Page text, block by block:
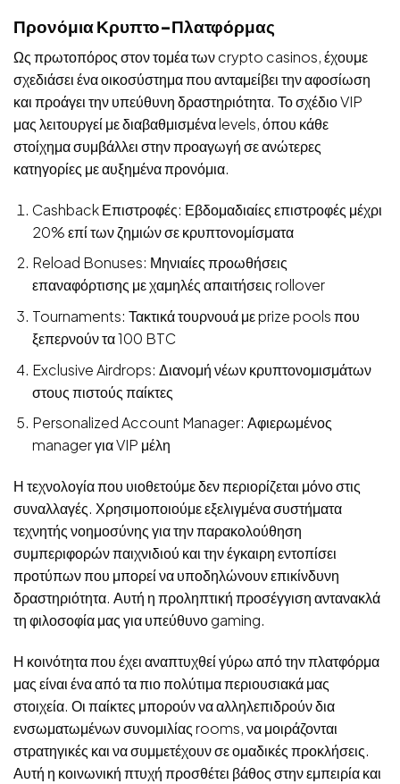
Προνόμια Κρυπτο-Πλατφόρμας
Ως πρωτοπόρος στον τομέα των crypto casinos, έχουμε
σχεδιάσει ένα οικοσύστημα που ανταμείβει την αφοσίωση
και προάγει την υπεύθυνη δραστηριότητα. Το σχέδιο VIP
μας λειτουργεί με διαβαθμισμένα levels, όπου κάθε
στοίχημα συμβάλλει στην προαγωγή σε ανώτερες
κατηγορίες με αυξημένα προνόμια.
Cashback Επιστροφές: Εβδομαδιαίες επιστροφές μέχρι
20% επί των ζημιών σε κρυπτονομίσματα
Reload Bonuses: Μηνιαίες προωθήσεις
επαναφόρτισης με χαμηλές απαιτήσεις rollover
Tournaments: Τακτικά τουρνουά με prize pools που
ξεπερνούν τα 100 BTC
Exclusive Airdrops: Διανομή νέων κρυπτονομισμάτων
στους πιστούς παίκτες
Personalized Account Manager: Αφιερωμένος
manager για VIP μέλη
Η τεχνολογία που υιοθετούμε δεν περιορίζεται μόνο στις
συναλλαγές. Χρησιμοποιούμε εξελιγμένα συστήματα
τεχνητής νοημοσύνης για την παρακολούθηση
συμπεριφορών παιχνιδιού και την έγκαιρη εντοπίσει
προτύπων που μπορεί να υποδηλώνουν επικίνδυνη
δραστηριότητα. Αυτή η προληπτική προσέγγιση αντανακλά
τη φιλοσοφία μας για υπεύθυνο gaming.
Η κοινότητα που έχει αναπτυχθεί γύρω από την πλατφόρμα
μας είναι ένα από τα πιο πολύτιμα περιουσιακά μας
στοιχεία. Οι παίκτες μπορούν να αλληλεπιδρούν δια
ενσωματωμένων συνομιλίας rooms, να μοιράζονται
στρατηγικές και να συμμετέχουν σε ομαδικές προκλήσεις.
Αυτή η κοινωνική πτυχή προσθέτει βάθος στην εμπειρία και